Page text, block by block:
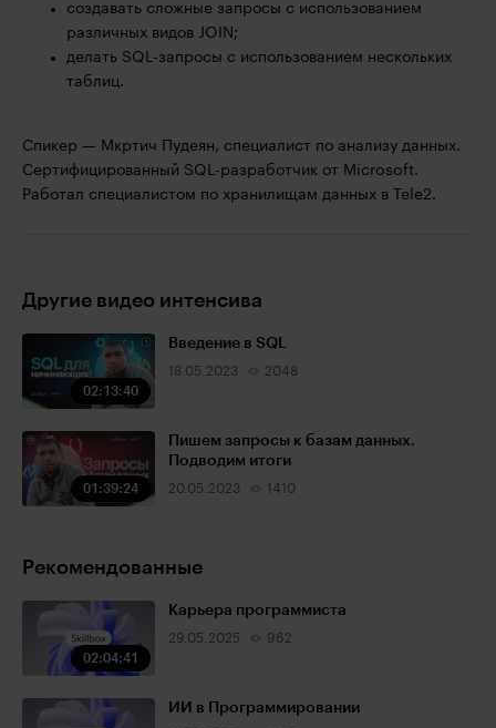
создавать сложные запросы с использованием
различных видов JOIN;
делать SQL-запросы с использованием нескольких
таблиц.
Спикер — Мкртич Пудеян, специалист по анализу данных.
Сертифицированный SQL-разработчик от Microsoft.
Работал специалистом по хранилищам данных в Tele2.
Другие видео интенсива
02:13:40
Введение в SQL
18.05.2023 2048
01:39:24
Пишем запросы к базам данных.
Подводим итоги
20.05.2023 1410
Рекомендованные
02:04:41
Карьера программиста
29.05.2025 962
ИИ в Программировании